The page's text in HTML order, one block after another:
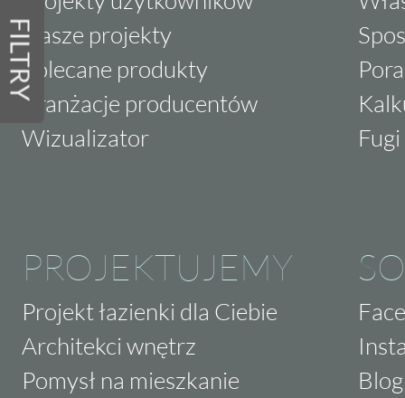
FILTRYNasze projekty
Polecane produkty
Aranżacje producentów
Wizualizator
PROJEKTUJEMY
Projekt łazienki dla Ciebie
Architekci wnętrz
Pomysł na mieszkanie
Blog